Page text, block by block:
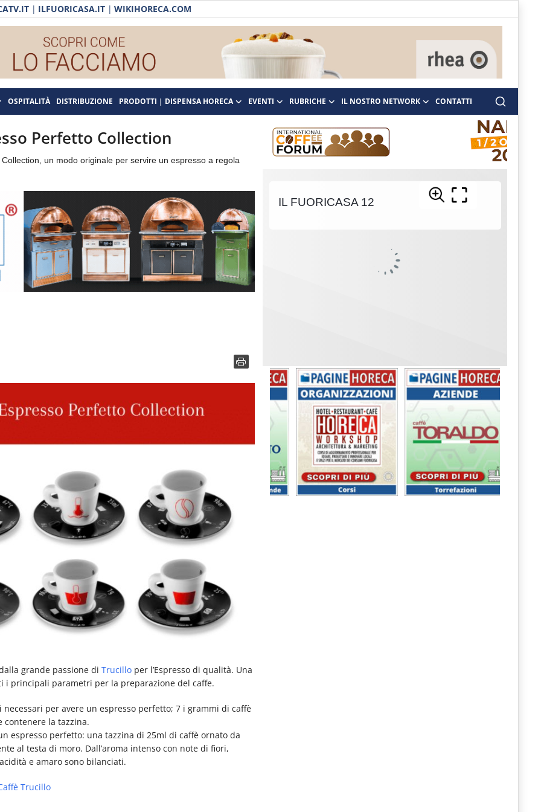
| ILFUORICASA.IT | WIKIHORECA.COM
OSPITALITÀ DISTRIBUZIONE PRODOTTI | DISPENSA HORECA EVENTI RUBRICHE IL NOSTRO NETWORK CONTATTI
Perfetto Collection
un modo originale per servire un espresso a regola
grande passione di Trucillo per l’Espresso di qualità. Una
principali parametri per la preparazione del caffe.
per avere un espresso perfetto; 7 i grammi di caffè
contenere la tazzina.
espresso perfetto: una tazzina di 25ml di caffè ornato da
al testa di moro. Dall’aroma intenso con note di fiori,
e amaro sono bilanciati.
Trucillo